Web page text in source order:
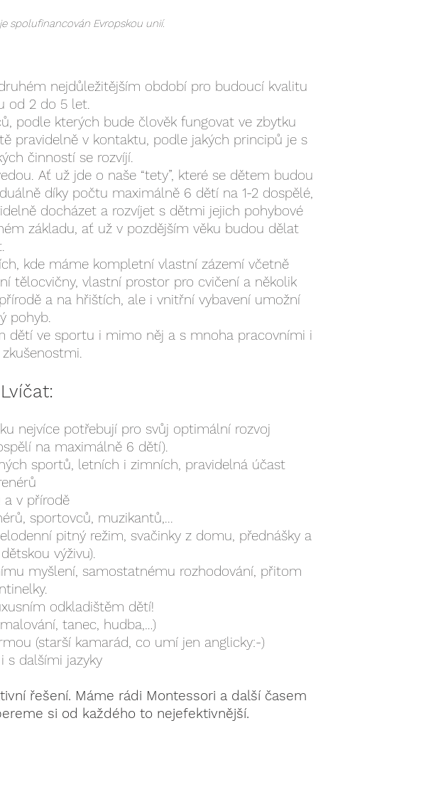
je spolufinancován Evropskou unií.
nejdůležitějším období pro budoucí kvalitu
od 2 do 5 let.
podle kterých bude člověk fungovat ve zbytku
pravidelně v kontaktu, podle jakých principů je s
činností se rozvíjí.
Ať už jde o naše “tety”, které se dětem budou
díky počtu maximálně 6 dětí na 1-2 dospělé,
docházet a rozvíjet s dětmi jejich pohybové
základu, ať už v pozdějším věku budou dělat
kde máme kompletní vlastní zázemí včetně
tělocvičny, vlastní prostor pro cvičení a několik
a na hřištích, ale i vnitřní vybavení umožní
pohyb.
dětí ve sportu i mimo něj a s mnoha pracovními i
nejvíce potřebují pro svůj optimální rozvoj
na maximálně 6 dětí).
sportů, letních i zimních, pravidelná účast
v přírodě
sportovců, muzikantů,...
pitný režim, svačinky z domu, přednášky a
výživu).
myšlení, samostatnému rozhodování, přitom
odkladištěm dětí!
tanec, hudba,…)
(starší kamarád, co umí jen anglicky:-)
s dalšími jazyky
řešení. Máme rádi Montessori a další časem
si od každého to nejefektivnější.